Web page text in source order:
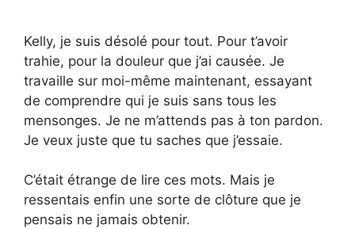
Kelly, je suis désolé pour tout. Pour t’avoir
trahie, pour la douleur que j’ai causée. Je
travaille sur moi-même maintenant, essayant
de comprendre qui je suis sans tous les
mensonges. Je ne m’attends pas à ton pardon.
Je veux juste que tu saches que j’essaie.
C’était étrange de lire ces mots. Mais je
ressentais enfin une sorte de clôture que je
pensais ne jamais obtenir.